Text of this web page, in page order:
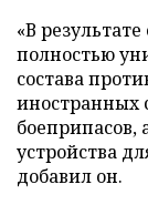
«В
полностью
состава
иностранных
боеприпасов,
устройства
добавил он.